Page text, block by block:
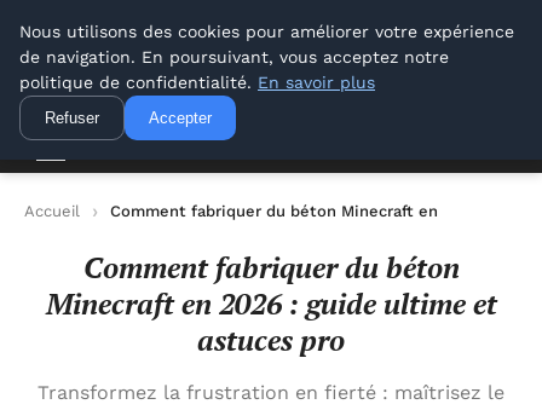
Offways.fr
Offways.fr
Accueil Comment fabriquer du béton Minecraft en 2026 :
Comment fabriquer du béton
Minecraft en 2026 : guide ultime et
astuces pro
Transformez la frustration en fierté : maîtrisez le
Nous utilisons des cookies pour améliorer votre expérience
de navigation. En poursuivant, vous acceptez notre
politique de confidentialité. En savoir plus
Refuser Accepter